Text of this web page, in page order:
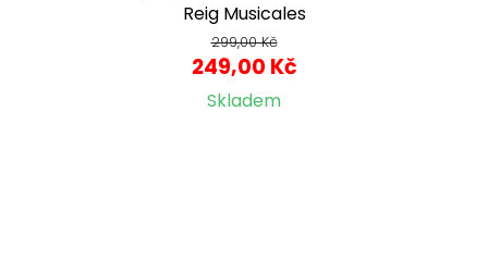
Reig Musicales
299,00 Kč
249,00 Kč
Skladem